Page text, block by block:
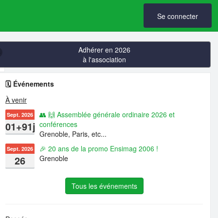
Se connecter
Adhérer en 2026
à l'association
🗓️ Événements
À venir
Sept. 2026
01+91j
👥 🙌 Assemblée générale ordinaire 2026 et
conférences
Grenoble, Paris, etc...
Sept. 2026
26
🎉 20 ans de la promo Ensimag 2006 !
Grenoble
Tous les événements